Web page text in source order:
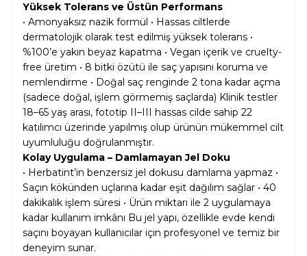
Yüksek Tolerans ve Üstün Performans
• Amonyaksız nazik formül • Hassas ciltlerde
dermatolojik olarak test edilmiş yüksek tolerans •
%100’e yakın beyaz kapatma • Vegan içerik ve cruelty-
free üretim • 8 bitki özütü ile saç yapısını koruma ve
nemlendirme • Doğal saç renginde 2 tona kadar açma
(sadece doğal, işlem görmemiş saçlarda) Klinik testler
18–65 yaş arası, fototip II–III hassas cilde sahip 22
katılımcı üzerinde yapılmış olup ürünün mükemmel cilt
uyumluluğu doğrulanmıştır.
Kolay Uygulama – Damlamayan Jel Doku
• Herbatint’in benzersiz jel dokusu damlama yapmaz •
Saçın kökünden uçlarına kadar eşit dağılım sağlar • 40
dakikalık işlem süresi • Ürün miktarı ile 2 uygulamaya
kadar kullanım imkânı Bu jel yapı, özellikle evde kendi
saçını boyayan kullanıcılar için profesyonel ve temiz bir
deneyim sunar.